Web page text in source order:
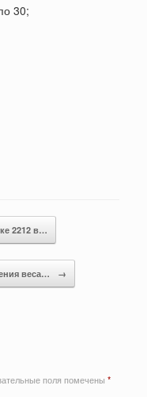
30;
2212 в…
веса… →
поля помечены *